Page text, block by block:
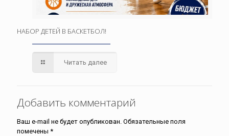
НАБОР ДЕТЕЙ В БАСКЕТБОЛ!
Читать далее
Добавить комментарий
Ваш e-mail не будет опубликован. Обязательные поля
помечены *